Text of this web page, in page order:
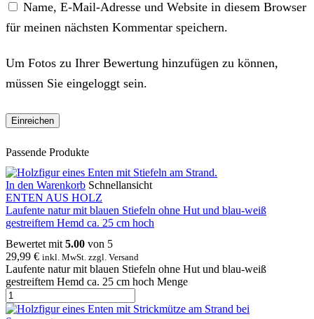
Name, E-Mail-Adresse und Website in diesem Browser
für meinen nächsten Kommentar speichern.
Um Fotos zu Ihrer Bewertung hinzufügen zu können,
müssen Sie eingeloggt sein.
Passende Produkte
In den Warenkorb Schnellansicht
ENTEN AUS HOLZ
Laufente natur mit blauen Stiefeln ohne Hut und blau-weiß
gestreiftem Hemd ca. 25 cm hoch
Bewertet mit 5.00 von 5
29,99 € inkl. MwSt. zzgl. Versand
Laufente natur mit blauen Stiefeln ohne Hut und blau-weiß
gestreiftem Hemd ca. 25 cm hoch Menge